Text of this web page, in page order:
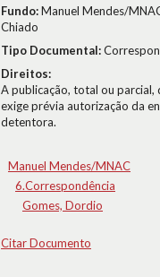
Fundo:Manuel Mendes/
Chiado
Tipo Documental:
Direitos:
A publicação, total ou parcial,
exige prévia autorização da
detentora.
Manuel Mendes/MNAC
6.Correspondência
Gomes, Dordio
Citar Documento